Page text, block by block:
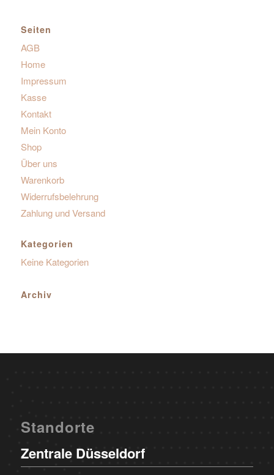
Seiten
AGB
Home
Impressum
Kasse
Kontakt
Mein Konto
Shop
Über uns
Warenkorb
Widerrufsbelehrung
Zahlung und Versand
Kategorien
Keine Kategorien
Archiv
Standorte
Zentrale Düsseldorf